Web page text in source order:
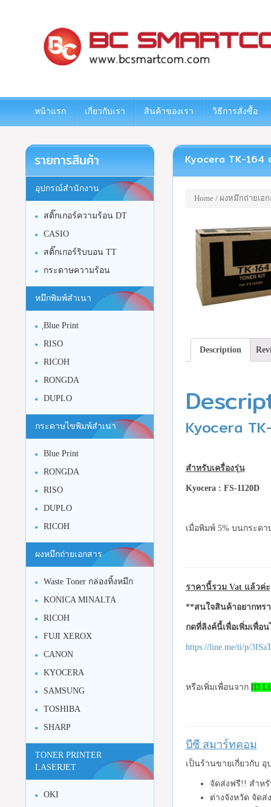
หน้าแรก เกี่ยวกับเรา สินค้าของเรา วิธีการสั่งซื้อ
Kyocera TK-164
Home/ ผงหมึกถ่ายเอก
Description
Kyocera
สำหรับเครื่องรุ่น
Kyocera : FS-1120D
เมื่อพิมพ์ 5% บนกระด
ราคานี้รวม Vat แล้วค่ะ
**สนใจสินค้าอยากทร
กดที่ลิงค์นี้เพื่อเพิ่มเพื่อ
https://line.me/ti/p/
หรือเพิ่มเพื่อนจาก ID
บีซี สมาร์ทคอม
เป็นร้านขายเกี่ยวกับ
จัดส่งฟรี!! สำห
ต่างจังหวัด จัดส่
รายการสินค้า
อุปกรณ์สำนักงาน
สติ๊กเกอร์ความร้อน DT
CASIO
สติ๊กเกอร์ริบบอน TT
กระดาษความร้อน
หมึกพิมพ์สำเนา
ฺBlue Print
RISO
RICOH
RONGDA
DUPLO
กระดาษไขพิมพ์สำเนา
Blue Print
RONGDA
RISO
DUPLO
RICOH
ผงหมึกถ่ายเอกสาร
Waste Toner กล่องทิ้งหมึก
KONICA MINALTA
RICOH
FUJI XEROX
CANON
KYOCERA
SAMSUNG
TOSHIBA
SHARP
TONER PRINTER
LASERJET
OKI